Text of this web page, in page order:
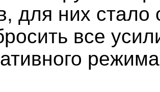
для них
все